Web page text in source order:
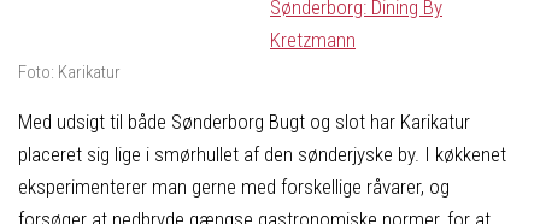
Foto: Karikatur
Med udsigt til både Sønderborg Bugt og slot har Karikatur
placeret sig lige i smørhullet af den sønderjyske by. I køkkenet
eksperimenterer man gerne med forskellige råvarer, og